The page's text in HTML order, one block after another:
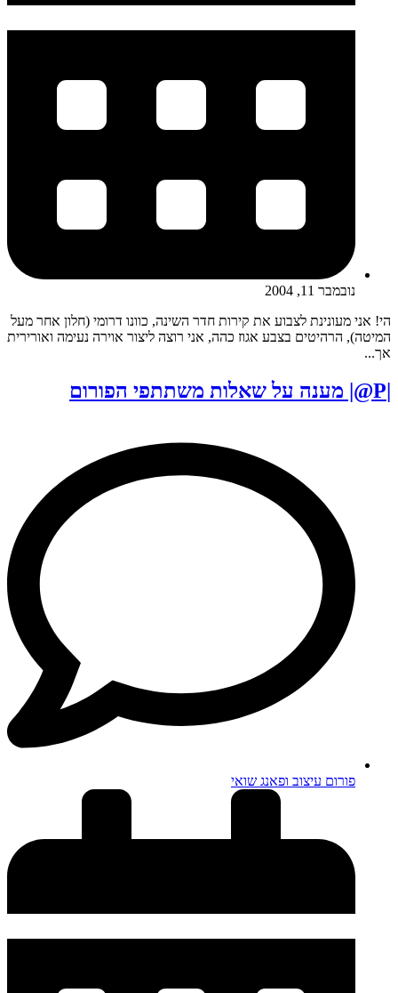
נובמבר 11, 2004
הי! אני מעונינת לצבוע את קירות חדר השינה, כוונו דרומי (חלון אחר מעל
המיטה), הרהיטים בצבע אגוז כהה, אני רוצה ליצור אוירה נעימה ואורירית
אך...
פורום עיצוב ופאנג שואי